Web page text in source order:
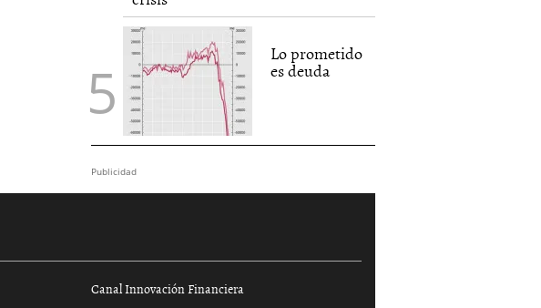
Lo prometido
es deuda
Publicidad
Canal Innovación Financiera